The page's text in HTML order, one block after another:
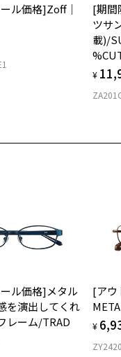
(マット)/単価：￥7,770
フロン
ル価格]Zoff｜
[期間
ツサ
載)/
¥
ル価格]メタル
を演出してくれ
レーム/TRAD
[アウ
¥